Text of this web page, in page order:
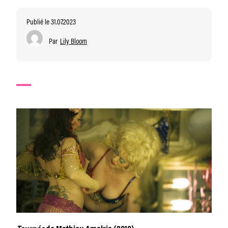
Publié le 31.07.2023
Par Lily Bloom